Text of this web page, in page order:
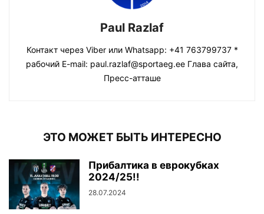
Paul Razlaf
Контакт через Viber или Whatsapp: +41 763799737 *
рабочий E-mail: paul.razlaf@sportaeg.ee Глава сайта,
Пресс-атташе
ЭТО МОЖЕТ БЫТЬ ИНТЕРЕСНО
Прибалтика в еврокубках
2024/25!!
28.07.2024